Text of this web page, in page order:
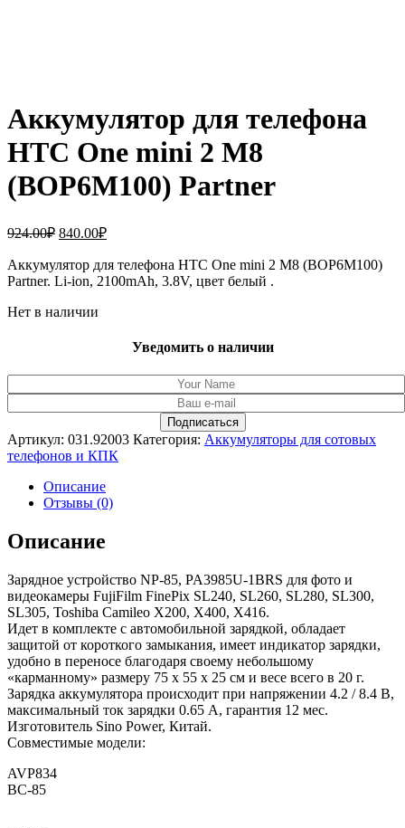
Аккумулятор для телефона
HTC One mini 2 M8
(BOP6M100) Partner
924.00₽ Первоначальная
составляла
924.00₽.
840.00₽Текущая
840.00₽.
Аккумулятор для телефона HTC One mini 2 M8 (BOP6M100)
Partner. Li-ion, 2100mAh, 3.8V, цвет белый .
Нет в наличии
Уведомить о наличии
Артикул: 031.92003 Категория: Аккумуляторы для сотовых
телефонов и КПК
Описание
Отзывы (0)
Описание
Зарядное устройство NP-85, PA3985U-1BRS для фото и
видеокамеры FujiFilm FinePix SL240, SL260, SL280, SL300,
SL305, Toshiba Camileo X200, X400, X416.
Идет в комплекте с автомобильной зарядкой, обладает
защитой от короткого замыкания, имеет индикатор зарядки,
удобно в переносе благодаря своему небольшому
«карманному» размеру 75 x 55 x 25 см и весе всего в 20 г.
Зарядка аккумулятора происходит при напряжении 4.2 / 8.4 В,
максимальный ток зарядки 0.65 А, гарантия 12 мес.
Изготовитель Sino Power, Китай.
Совместимые модели:
AVP834
BC-85